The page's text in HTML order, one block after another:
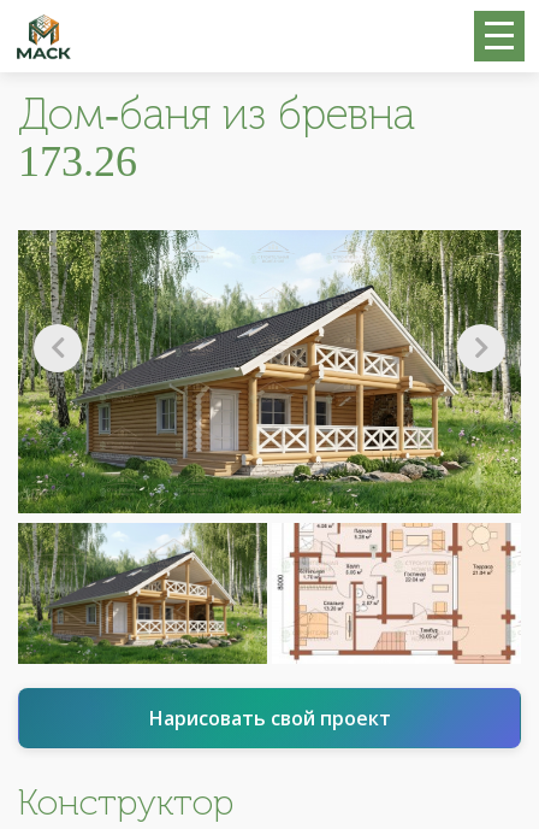
Дом-баня из бревна
173.26
Нарисовать свой проект
Конструктор